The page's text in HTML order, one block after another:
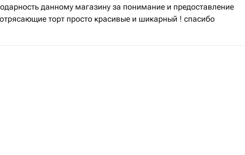
данному магазину за понимание и предоставление
торт просто красивые и шикарный ! спасибо